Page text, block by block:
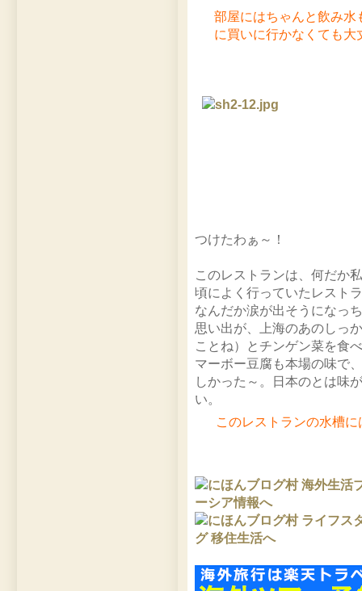
部屋にはちゃんと飲み水
に買いに行かなくても大
つけたわぁ～！
このレストランは、何だか
頃によく行っていたレスト
なんだか涙が出そうになっ
思い出が、上海のあのしっ
ことね）とチンゲン菜を食
マーボー豆腐も本場の味で
しかった～。日本のとは味
い。
このレストランの水槽